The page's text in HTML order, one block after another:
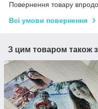
Повернення товару
Всі умови повернення
З цим товаром також